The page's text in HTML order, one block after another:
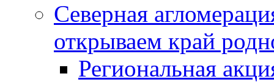
Северная
открываем край
Региональная